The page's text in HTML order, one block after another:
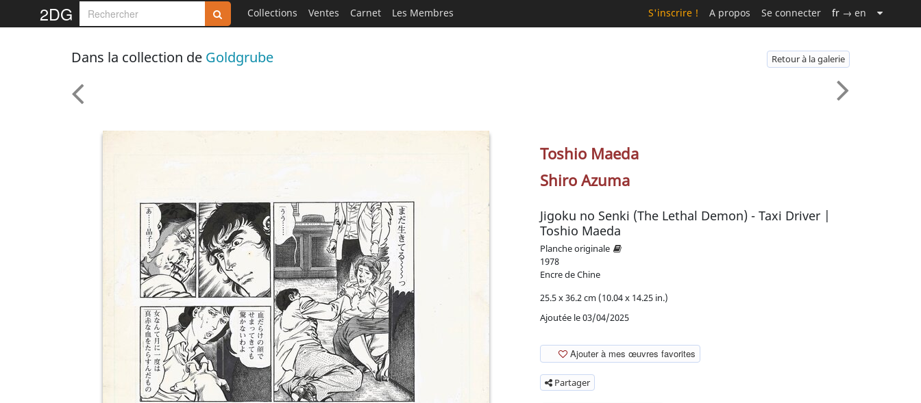
2DG Collections Ventes Carnet Les Membres S'inscrire ! A propos Se connecter fr → en
Dans la collection de Goldgrube Retour à la galerie
Toshio Maeda
Shiro Azuma
Jigoku no Senki (The Lethal Demon) - Taxi Driver |
Toshio Maeda
Planche originale
1978
Encre de Chine
25.5 x 36.2 cm (10.04 x 14.25 in.)
Ajoutée le 03/04/2025
Ajouter à mes œuvres favorites
Partager